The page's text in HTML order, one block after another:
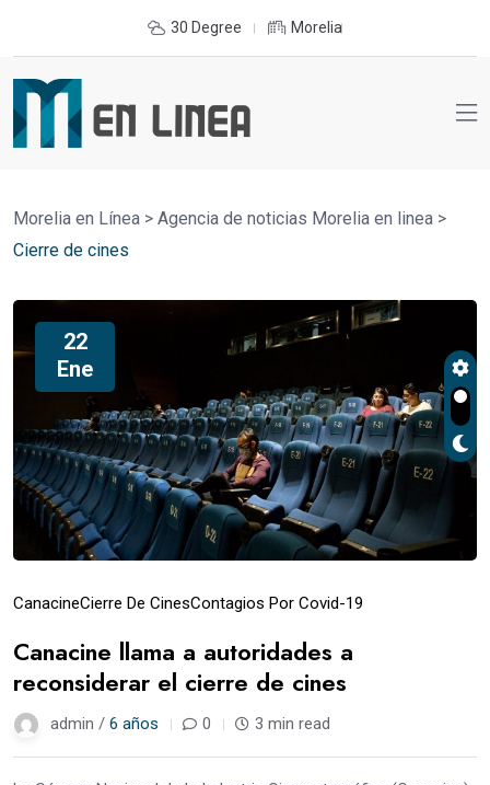
30 Degree Morelia
Morelia en Línea > Agencia de noticias Morelia en linea >
Cierre de cines
22
Ene
CanacineCierre De CinesContagios Por Covid-19
Canacine llama a autoridades a
reconsiderar el cierre de cines
admin / 6 años 0 3 min read